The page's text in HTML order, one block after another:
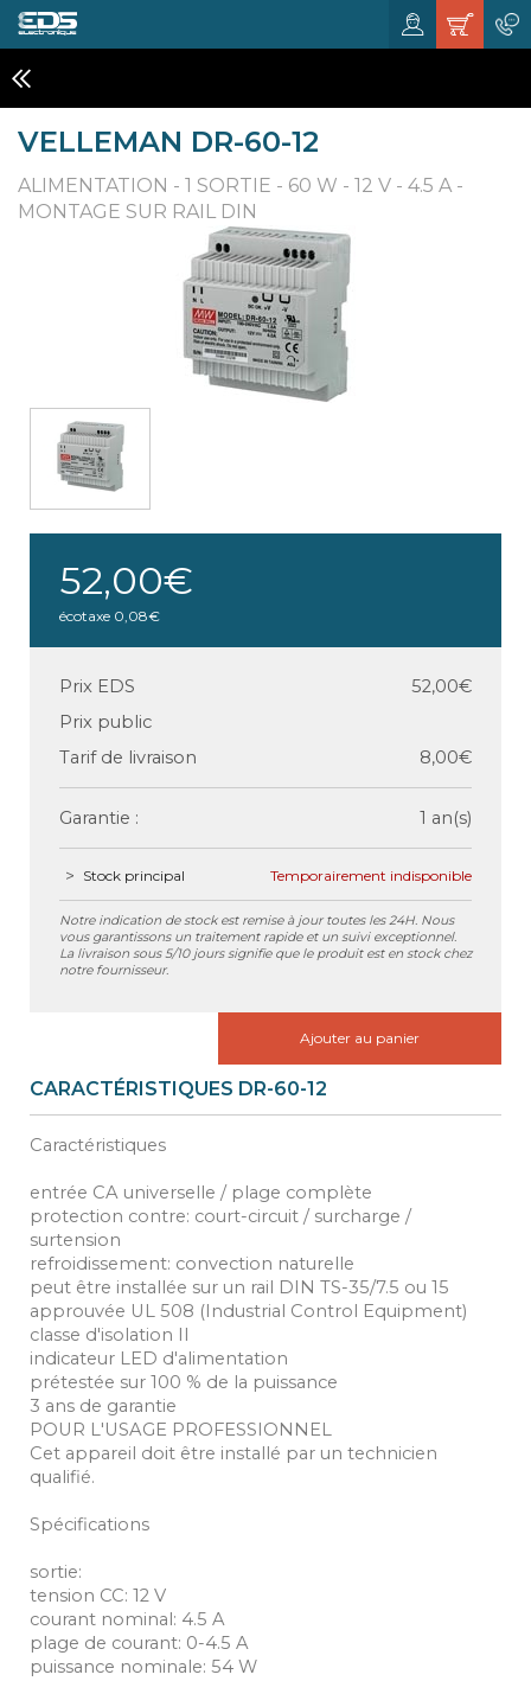
VELLEMAN DR-60-12
ALIMENTATION - 1 SORTIE - 60 W - 12 V - 4.5 A -
MONTAGE SUR RAIL DIN
52,00€
écotaxe 0,08€
Prix EDS
52,00€
Prix public
Tarif de livraison
8,00€
Garantie : 1 an(s)
Stock principal Temporairement indisponible
Notre indication de stock est remise à jour toutes les 24H. Nous
vous garantissons un traitement rapide et un suivi exceptionnel.
La livraison sous 5/10 jours signifie que le produit est en stock chez
notre fournisseur.
Ajouter au panier
CARACTÉRISTIQUES DR-60-12
Caractéristiques
entrée CA universelle / plage complète
protection contre: court-circuit / surcharge /
surtension
refroidissement: convection naturelle
peut être installée sur un rail DIN TS-35/7.5 ou 15
approuvée UL 508 (Industrial Control Equipment)
classe d'isolation II
indicateur LED d'alimentation
prétestée sur 100 % de la puissance
3 ans de garantie
POUR L'USAGE PROFESSIONNEL
Cet appareil doit être installé par un technicien
qualifié.
Spécifications
sortie:
tension CC: 12 V
courant nominal: 4.5 A
plage de courant: 0-4.5 A
puissance nominale: 54 W